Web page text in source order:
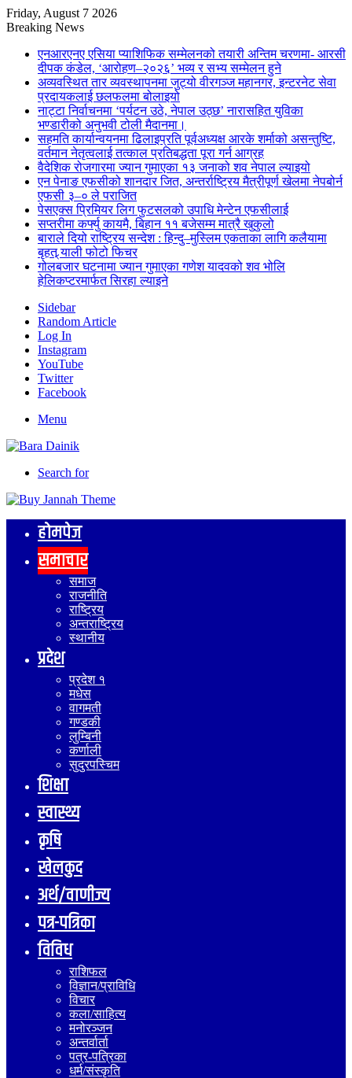
Friday, August 7 2026
Breaking News
एनआरएनए एसिया प्याशिफिक सम्मेलनको तयारी अन्तिम चरणमा- आरसी
दीपक कंडेल, ‘आरोहण–२०२६’ भव्य र सभ्य सम्मेलन हुने
अव्यवस्थित तार व्यवस्थापनमा जुट्यो वीरगञ्ज महानगर, इन्टरनेट सेवा
प्रदायकलाई छलफलमा बोलाइयो
नाट्टा निर्वाचनमा ‘पर्यटन उठे, नेपाल उठ्छ’ नारासहित युविका
भण्डारीको अनुभवी टोली मैदानमा।
सहमति कार्यान्वयनमा ढिलाइप्रति पूर्वअध्यक्ष आरके शर्माको असन्तुष्टि,
वर्तमान नेतृत्वलाई तत्काल प्रतिबद्धता पूरा गर्न आग्रह
वैदेशिक रोजगारमा ज्यान गुमाएका १३ जनाको शव नेपाल ल्याइयो
एन पेनाङ एफसीको शानदार जित, अन्तर्राष्ट्रिय मैत्रीपूर्ण खेलमा नेपबोर्न
एफसी ३–० ले पराजित
पेसएक्स प्रिमियर लिग फुटसलको उपाधि मेन्टेन एफसीलाई
सप्तरीमा कर्फ्यु कायमै, बिहान ११ बजेसम्म मात्रै खुकुलो
बाराले दियो राष्ट्रिय सन्देश : हिन्दु–मुस्लिम एकताका लागि कलैयामा
बृहत् र्‍याली फोटो फिचर
गोलबजार घटनामा ज्यान गुमाएका गणेश यादवको शव भोलि
हेलिकप्टरमार्फत सिरहा ल्याइने
Sidebar
Random Article
Log In
Instagram
YouTube
Twitter
Facebook
Menu
Search for
होमपेज
समाचार
समाज
राजनीति
राष्ट्रिय
अन्तराष्ट्रिय
स्थानीय
प्रदेश
प्रदेश १
मधेस
वागमती
गण्डकी
लुम्बिनी
कर्णाली
सुदुरपस्चिम
शिक्षा
स्वास्थ्य
कृषि
खेलकुद
अर्थ/वाणीज्य
पत्र-पत्रिका
विविध
राशिफल
विज्ञान/प्राविधि
विचार
कला/साहित्य
मनोरञ्जन
अन्तर्वार्ता
पत्र-पत्रिका
धर्म/संस्कृति